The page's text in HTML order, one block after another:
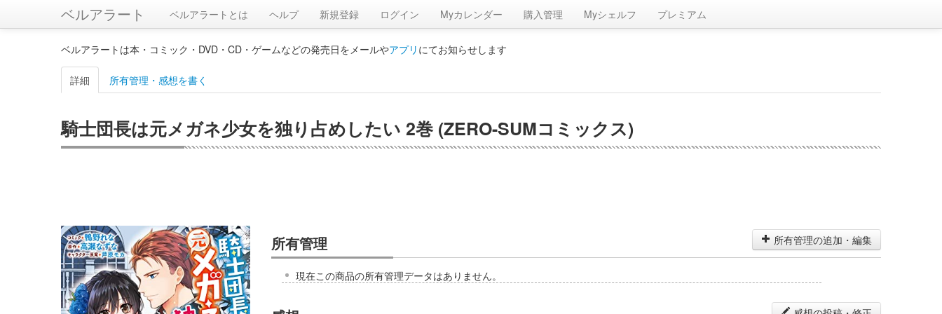
ベルアラート ベルアラートとは ヘルプ 新規登録 ログイン Myカレンダー 購入管理 Myシェルフ プレミアム
ベルアラートは本・コミック・DVD・CD・ゲームなどの発売日をメールやアプリ にてお知らせします
詳細 所有管理・感想を書く
騎士団長は元メガネ少女を独り占めしたい 2巻 (ZERO-SUMコミックス)
所有管理 所有管理の追加・編集
現在この商品の所有管理データはありません。